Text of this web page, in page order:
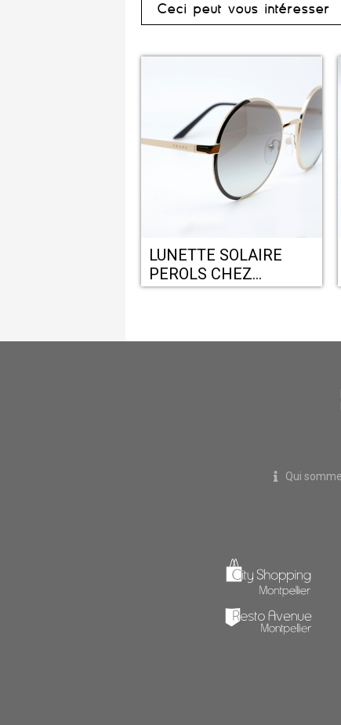
Ceci peut vous intéresser
LUNETTE SOLAIRE
PEROLS CHEZ
OPTICIEN KRYS
Qui